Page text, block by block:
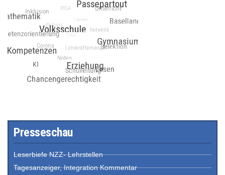
Presseschau
Leserbiefe NZZ- Lehrstellen
Tagesanzeiger, Integration Kommentar